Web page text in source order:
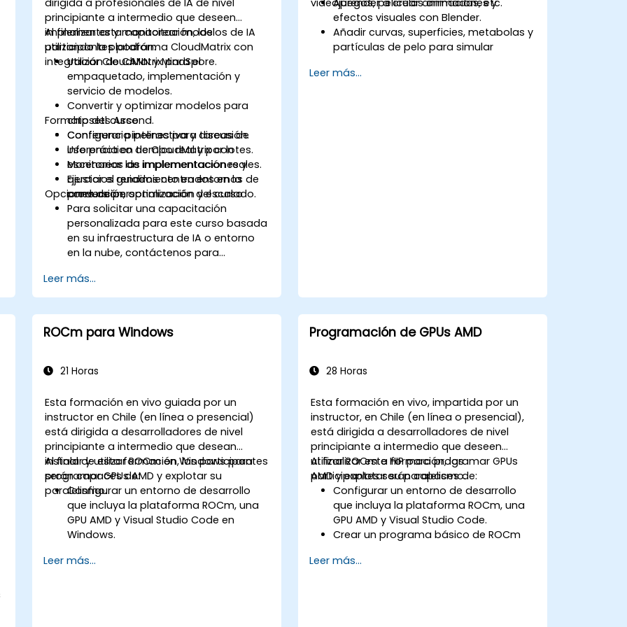
perfilado.
principiante a intermedio que deseen
implementar y monitorear modelos de IA
utilizando la plataforma CloudMatrix con
integración de CANN y MindSpore.
Al finalizar esta capacitación, los
participantes podrán:
Utilizar CloudMatrix para el
empaquetado, implementación y
servicio de modelos.
Convertir y optimizar modelos para
chipsets Ascend.
Configurar pipelines para tareas de
inferencia en tiempo real y por lotes.
Monitorear las implementaciones y
ajustar el rendimiento en entornos de
producción.
Formato del curso
Conferencia interactiva y discusión.
Uso práctico de CloudMatrix con
escenarios de implementación reales.
Ejercicios guiados centrados en la
conversión, optimización y escalado.
Opciones de personalización del curso
Para solicitar una capacitación
personalizada para este curso basada
en su infraestructura de IA o entorno
en la nube, contáctenos para
Leer más...
efectos visuales con Blender.
Añadir curvas, superficies, metabolas y
partículas de pelo para simular
Introducción al modelado y la
Leer más...
ROCm para Windows
21 Horas
Esta formación en vivo guiada por un
instructor en Chile (en línea o presencial)
está dirigida a desarrolladores de nivel
principiante a intermedio que desean
instalar y utilizar ROCm en Windows para
programar GPUs AMD y explotar su
paralelismo.
Al final de esta formación, los participantes
serán capaces de:
Configurar un entorno de desarrollo
que incluya la plataforma ROCm, una
GPU AMD y Visual Studio Code en
Windows.
que realice la suma de vectores en la
Leer más...
Programación de GPUs AMD
28 Horas
Esta formación en vivo, impartida por un
instructor, en Chile (en línea o presencial),
está dirigida a desarrolladores de nivel
principiante a intermedio que deseen
utilizar ROCm e HIP para programar GPUs
AMD y explotar su paralelismo.
Al finalizar esta formación, los
participantes serán capaces de:
Configurar un entorno de desarrollo
que incluya la plataforma ROCm, una
GPU AMD y Visual Studio Code.
Crear un programa básico de ROCm
la GPU y obtenga los resultados desde
Leer más...